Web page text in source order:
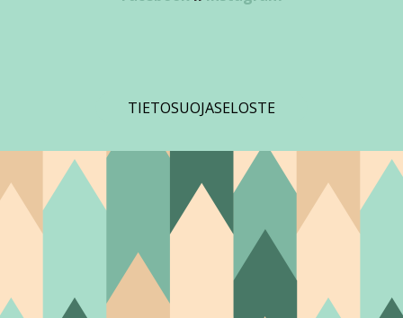
TIETOSUOJASELOSTE